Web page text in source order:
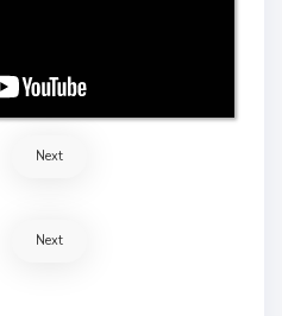
Next
Next